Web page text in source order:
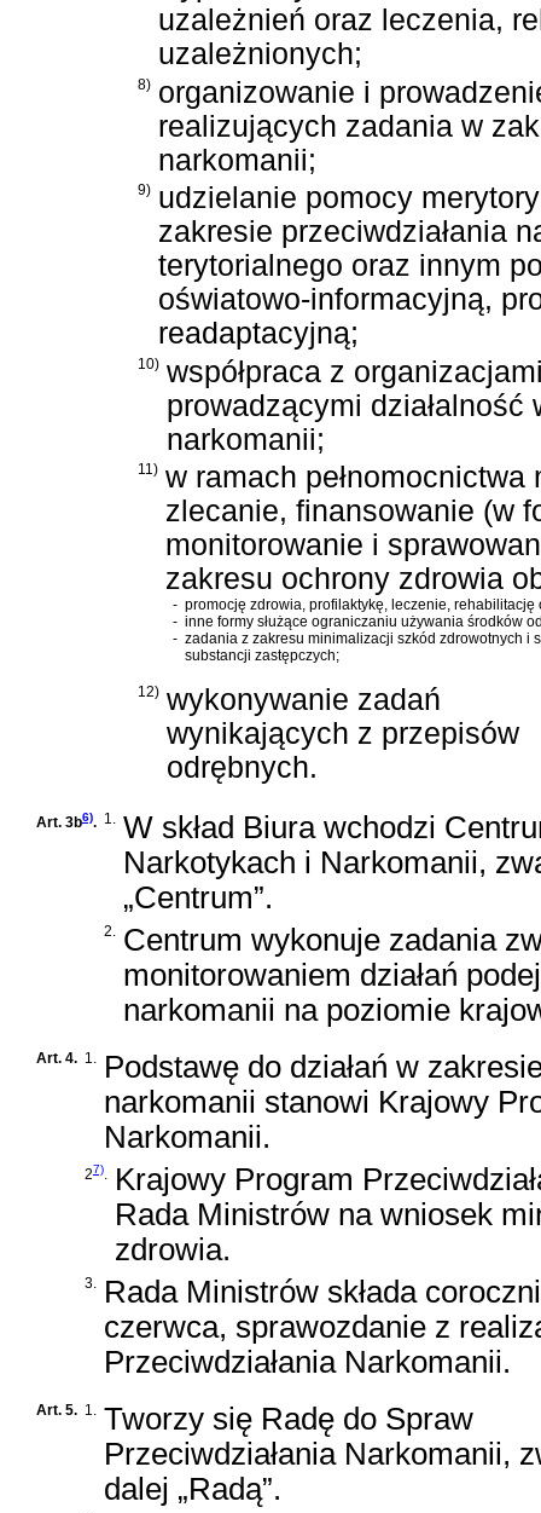
uzależnień oraz leczenia,
uzależnionych;
8) organizowanie i
realizujących zadania w
narkomanii;
9) udzielanie pomocy
zakresie przeciwdziałania
terytorialnego oraz innym
oświatowo-informacyjną,
readaptacyjną;
10) współpraca z
prowadzącymi działalność
narkomanii;
11) w ramach
zlecanie, finansowanie (w
monitorowanie i
zakresu ochrony zdrowia
- promocję zdrowia, profilaktykę, leczenie,
- inne formy służące ograniczaniu używania środków
- zadania z zakresu minimalizacji szkód zdrowotnych i
substancji zastępczych;
12) wykonywanie zadań
wynikających z przepisów
odrębnych.
Art. 3b6). 1. W skład Biura wchodzi
Narkotykach i Narkomanii,
„Centrum”.
2. Centrum wykonuje zadania
monitorowaniem działań
narkomanii na poziomie
Art. 4. 1. Podstawę do działań w
narkomanii stanowi Krajowy
Narkomanii.
27). Krajowy Program
Rada Ministrów na wniosek
zdrowia.
3. Rada Ministrów składa
czerwca, sprawozdanie z
Przeciwdziałania Narkomanii.
Art. 5. 1. Tworzy się Radę do Spraw
Przeciwdziałania Narkomanii,
dalej „Radą”.